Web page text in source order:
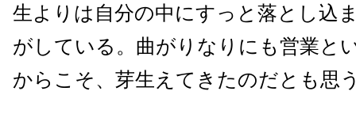
生よりは自分の中にすっと落とし込
がしている。曲がりなりにも営業と
からこそ、芽生えてきたのだとも思